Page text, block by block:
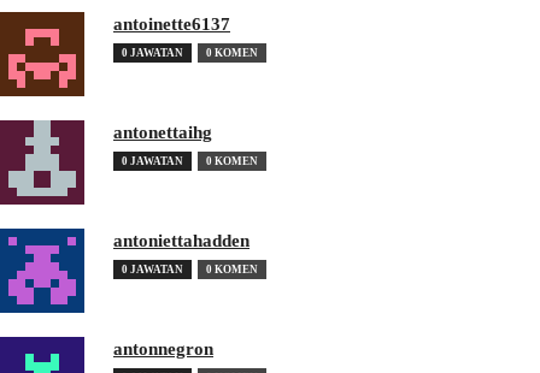
antoinette6137
0 JAWATAN 0 KOMEN
antonettaihg
0 JAWATAN 0 KOMEN
antoniettahadden
0 JAWATAN 0 KOMEN
antonnegron